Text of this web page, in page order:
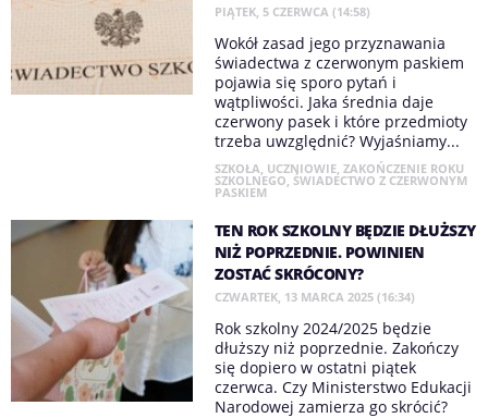
PIĄTEK, 5 CZERWCA (14:58)
Wokół zasad jego przyznawania
świadectwa z czerwonym paskiem
pojawia się sporo pytań i
wątpliwości. Jaka średnia daje
czerwony pasek i które przedmioty
trzeba uwzględnić? Wyjaśniamy...
SZKOŁA, UCZNIOWIE, ZAKOŃCZENIE ROKU
SZKOLNEGO, ŚWIADECTWO Z CZERWONYM
PASKIEM
TEN ROK SZKOLNY BĘDZIE DŁUŻSZY
NIŻ POPRZEDNIE. POWINIEN
ZOSTAĆ SKRÓCONY?
CZWARTEK, 13 MARCA 2025 (16:34)
Rok szkolny 2024/2025 będzie
dłuższy niż poprzednie. Zakończy
się dopiero w ostatni piątek
czerwca. Czy Ministerstwo Edukacji
Narodowej zamierza go skrócić?